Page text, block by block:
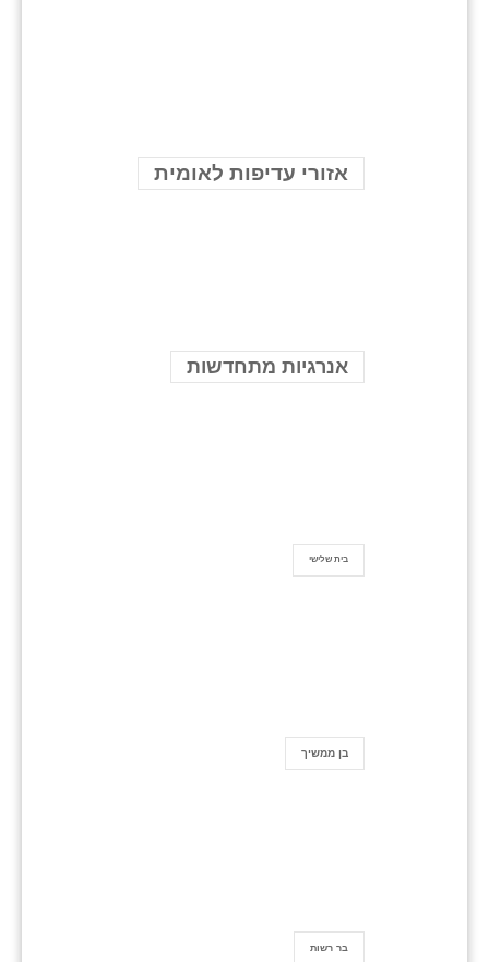
אזורי עדיפות לאומית
אנרגיות מתחדשות
בית שלישי
בן ממשיך
בר רשות